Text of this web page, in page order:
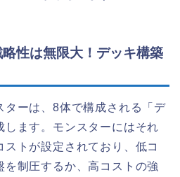
性は無限大！デッキ構築
ターは、8体で構成される「デ
します。モンスターにはそれ
トが設定されており、低コ
を制圧するか、高コストの強